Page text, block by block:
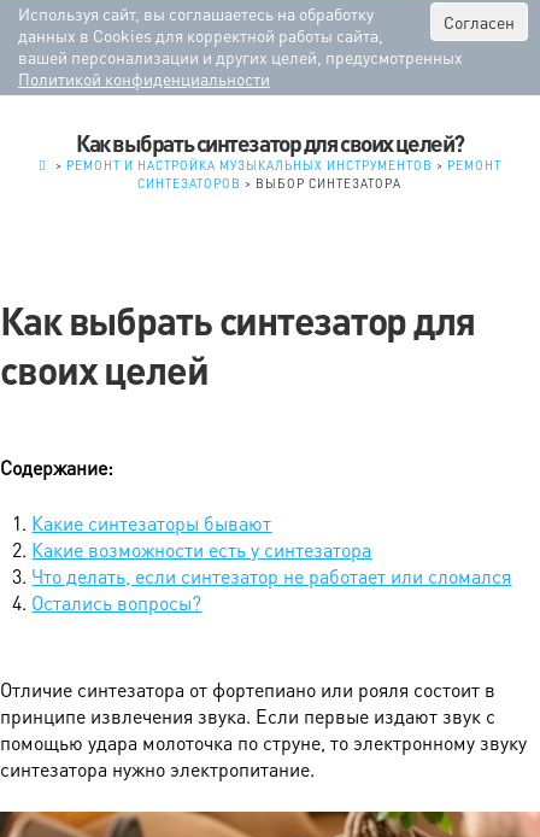
Согласен
Используя сайт, вы соглашаетесь на обработку
данных в Cookies для корректной работы сайта,
вашей персонализации и других целей, предусмотренных
Политикой конфиденциальности
Как выбрать синтезатор для своих целей?
> РЕМОНТ И НАСТРОЙКА МУЗЫКАЛЬНЫХ ИНСТРУМЕНТОВ > РЕМОНТ
СИНТЕЗАТОРОВ > ВЫБОР СИНТЕЗАТОРА
Как выбрать синтезатор для
своих целей
Содержание:
Какие синтезаторы бывают
Какие возможности есть у синтезатора
Что делать, если синтезатор не работает или сломался
Остались вопросы?
Отличие синтезатора от фортепиано или рояля состоит в
принципе извлечения звука. Если первые издают звук с
помощью удара молоточка по струне, то электронному звуку
синтезатора нужно электропитание.